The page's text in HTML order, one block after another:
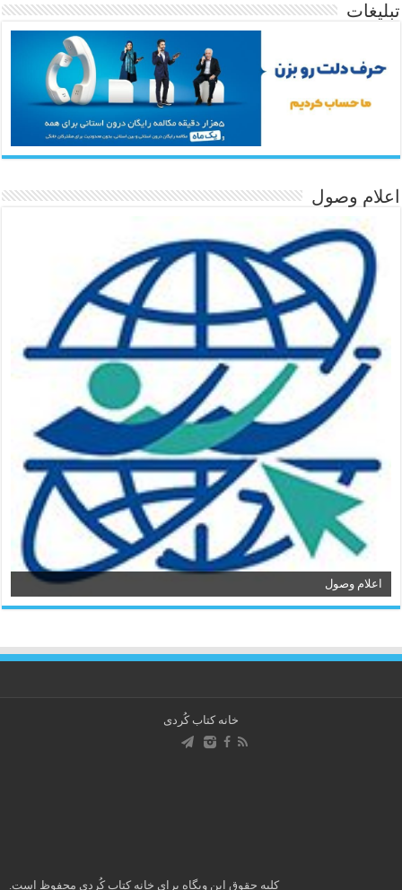
تبلیغات
اعلام وصول
اعلام وصول
خانه کتاب كُردی
کلیه حقوق این وبگاه برای خانه کتاب كُردی محفوظ است.